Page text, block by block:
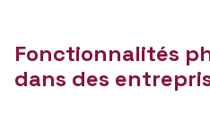
Fonctionnalités
dans des